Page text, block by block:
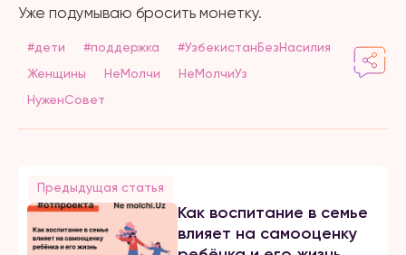
Уже подумываю бросить монетку.
#дети #поддержка
#УзбекистанБезНасилия
Женщины
НеМолчи
НеМолчиУз
НуженСовет
Предыдущая статья
Как воспитание в семье
влияет на самооценку